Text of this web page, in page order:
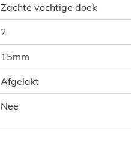
Zachte vochtige doek
2
15mm
Afgelakt
Nee